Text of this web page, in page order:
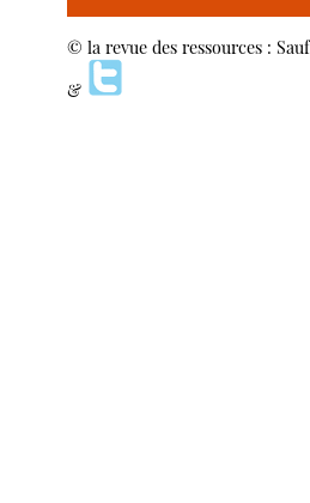
© la revue des ressources :
&